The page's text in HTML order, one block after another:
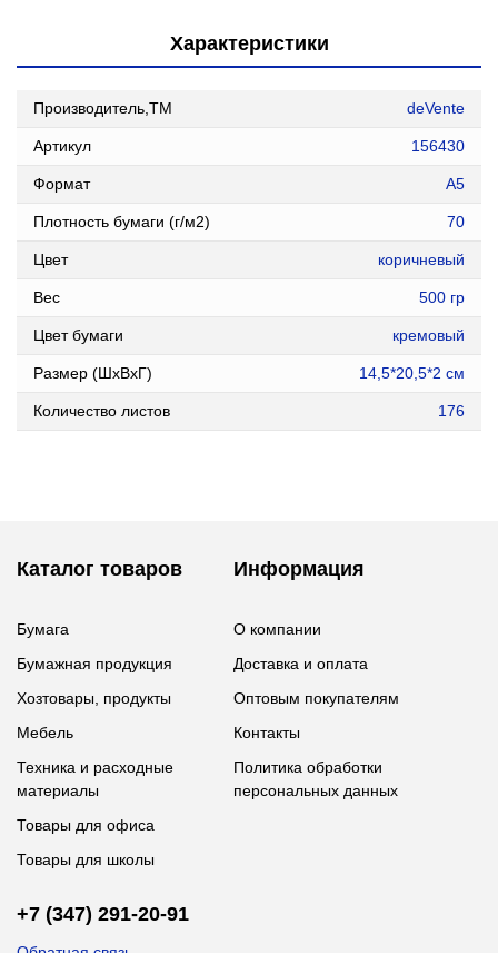
Характеристики
Производитель,ТМ deVente
Артикул 156430
Формат А5
Плотность бумаги (г/м2) 70
Цвет коричневый
Вес 500 гр
Цвет бумаги кремовый
Размер (ШxВxГ) 14,5*20,5*2 см
Количество листов 176
Каталог товаров
Бумага
Бумажная продукция
Хозтовары, продукты
Мебель
Техника и расходные
материалы
Товары для офиса
Товары для школы
Информация
О компании
Доставка и оплата
Оптовым покупателям
Контакты
Политика обработки
персональных данных
+7 (347) 291-20-91